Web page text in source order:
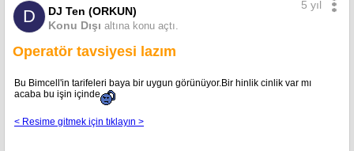
D
DJ Ten (ORKUN)
Konu Dışı altına konu açtı.
5 yıl
Operatör tavsiyesi lazım
Bu Bimcell'in tarifeleri baya bir uygun görünüyor.Bir hinlik cinlik var mı
acaba bu işin içinde
< Resime gitmek için tıklayın >